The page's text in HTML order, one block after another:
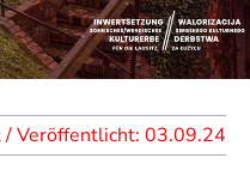
03.09.24